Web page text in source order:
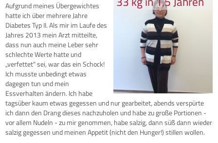
Aufgrund meines Übergewichtes
hatte ich über mehrere Jahre
Diabetes Typ II. Als mir im Laufe des
Jahres 2013 mein Arzt mitteilte,
dass nun auch meine Leber sehr
schlechte Werte hatte und
„verfettet" sei, war das ein Schock!
Ich musste unbedingt etwas
dagegen tun und mein
Essverhalten ändern. Ich habe
tagsüber kaum etwas gegessen und nur gearbeitet, abends verspürte
ich dann den Drang dieses nachzuholen und habe zu große Portionen -
vor allem Nudeln - zu mir genommen, habe salzig, dann süß dann wieder
salzig gegessen und meinen Appetit (nicht den Hunger!) stillen wollen.